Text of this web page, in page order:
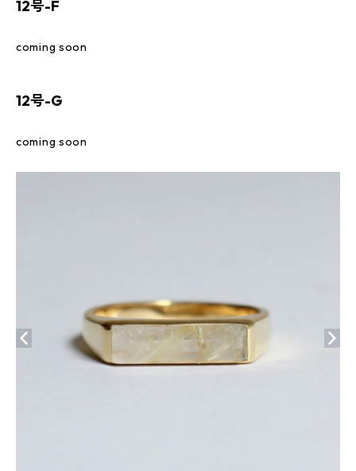
12号-F
coming soon
12号-G
coming soon